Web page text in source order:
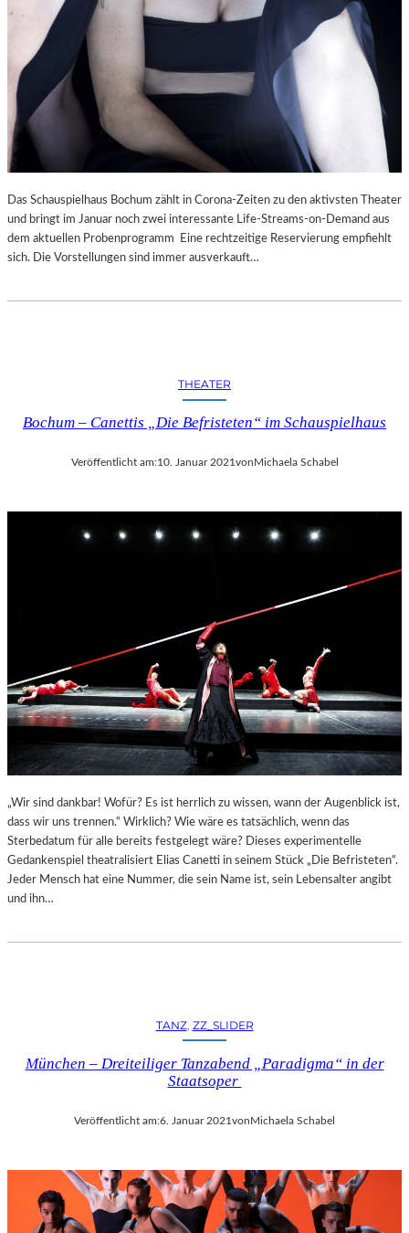
Das Schauspielhaus Bochum zählt in Corona-Zeiten zu den aktivsten Theater
und bringt im Januar noch zwei interessante Life-Streams-on-Demand aus
dem aktuellen Probenprogramm Eine rechtzeitige Reservierung empfiehlt
sich. Die Vorstellungen sind immer ausverkauft…
THEATER
Bochum – Canettis „Die Befristeten“ im Schauspielhaus
Veröffentlicht am:10. Januar 2021vonMichaela Schabel
„Wir sind dankbar! Wofür? Es ist herrlich zu wissen, wann der Augenblick ist,
dass wir uns trennen.“ Wirklich? Wie wäre es tatsächlich, wenn das
Sterbedatum für alle bereits festgelegt wäre? Dieses experimentelle
Gedankenspiel theatralisiert Elias Canetti in seinem Stück „Die Befristeten“.
Jeder Mensch hat eine Nummer, die sein Name ist, sein Lebensalter angibt
und ihn…
TANZ, ZZ_SLIDER
München – Dreiteiliger Tanzabend „Paradigma“ in der
Staatsoper
Veröffentlicht am:6. Januar 2021vonMichaela Schabel